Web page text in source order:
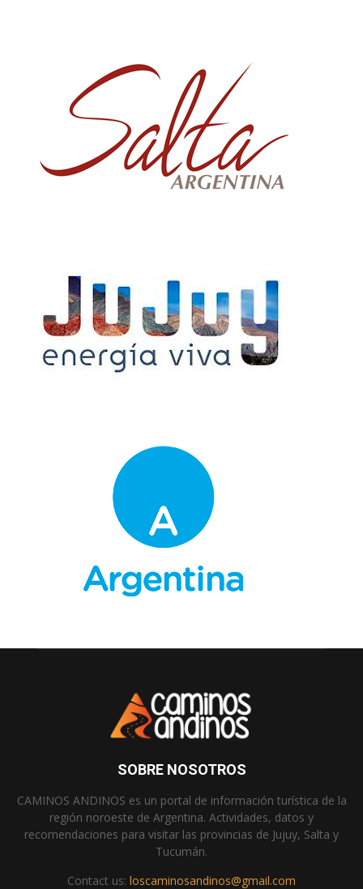
SOBRE NOSOTROS
CAMINOS ANDINOS es un portal de información turística de la
región noroeste de Argentina. Actividades, datos y
recomendaciones para visitar las provincias de Jujuy, Salta y
Tucumán.
Contact us: loscaminosandinos@gmail.com